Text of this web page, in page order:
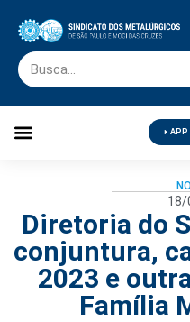
APP
18/
Diretoria do
conjuntura,
2023 e
Família